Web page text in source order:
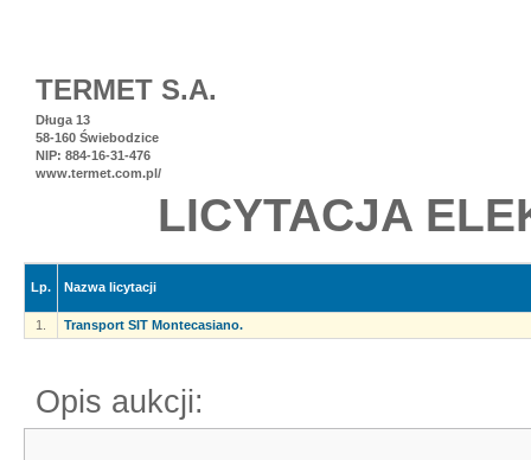
TERMET S.A.
Długa 13
58-160 Świebodzice
NIP: 884-16-31-476
www.termet.com.pl/
LICYTACJA
Lp. Nazwa licytacji
1. Transport SIT Montecasiano.
Opis aukcji: